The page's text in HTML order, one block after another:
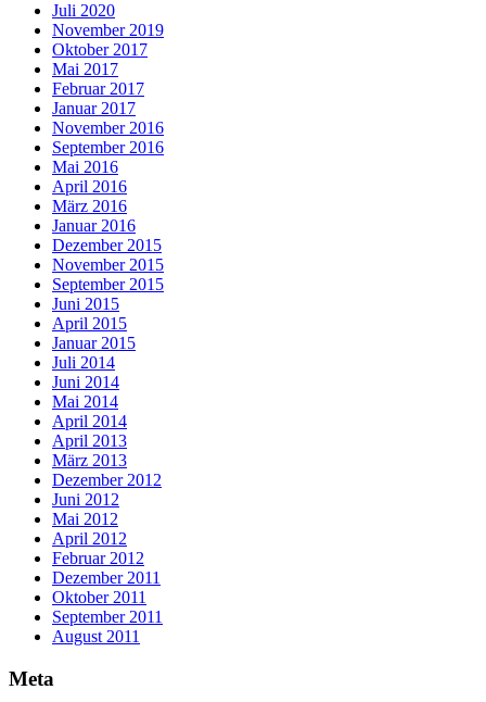
Juli 2020
November 2019
Oktober 2017
Mai 2017
Februar 2017
Januar 2017
November 2016
September 2016
Mai 2016
April 2016
März 2016
Januar 2016
Dezember 2015
November 2015
September 2015
Juni 2015
April 2015
Januar 2015
Juli 2014
Juni 2014
Mai 2014
April 2014
April 2013
März 2013
Dezember 2012
Juni 2012
Mai 2012
April 2012
Februar 2012
Dezember 2011
Oktober 2011
September 2011
August 2011
Meta